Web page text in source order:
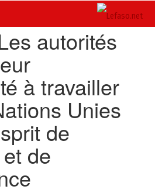
autorités
à travailler
Unies
de
de